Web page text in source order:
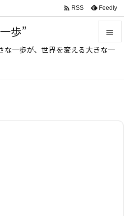
歩”
な一歩が、世界を変える大きな一



 RSS Feedly